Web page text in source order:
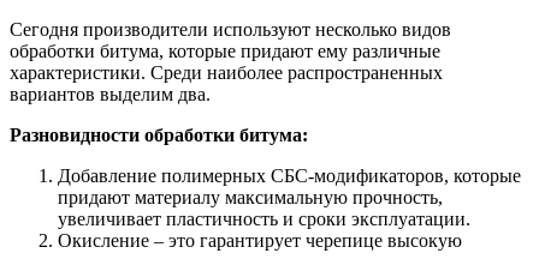
Сегодня производители используют несколько видов
обработки битума, которые придают ему различные
характеристики. Среди наиболее распространенных
вариантов выделим два.
Разновидности обработки битума:
Добавление полимерных СБС-модификаторов, которые
придают материалу максимальную прочность,
увеличивает пластичность и сроки эксплуатации.
Окисление – это гарантирует черепице высокую